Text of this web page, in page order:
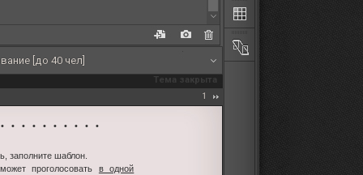
[до 40 чел]
Тема закрыта
1
• • • • • • • • •
заполните шаблон.
проголосовать в одной